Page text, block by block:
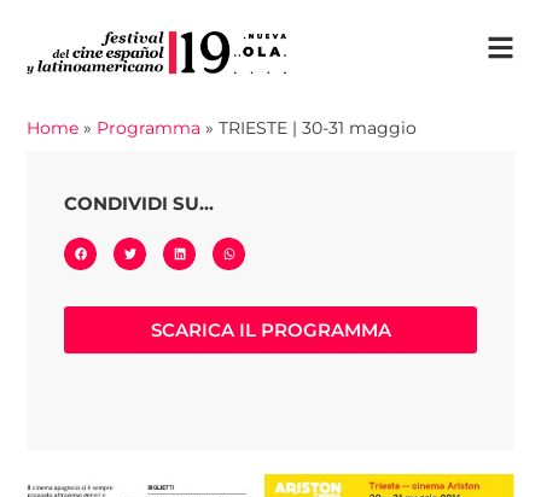
Home » Programma »TRIESTE | 30-31 maggio
CONDIVIDI SU...
SCARICA IL PROGRAMMA